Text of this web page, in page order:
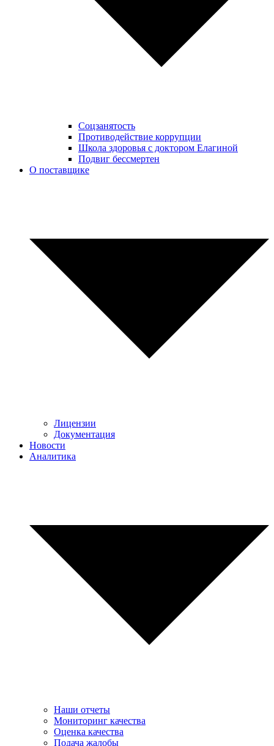
Соцзанятость
Противодействие коррупции
Школа здоровья с доктором Елагиной
Подвиг бессмертен
О поставщике
Лицензии
Документация
Новости
Аналитика
Наши отчеты
Мониторинг качества
Оценка качества
Подача жалобы